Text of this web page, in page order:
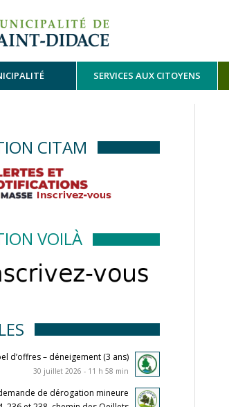
SERVICES AUX CITOYENS
CITAM
VOILÀ
d’offres – déneigement (3 ans)
30 juillet 2026 - 11 h 58 min
de dérogation mineure